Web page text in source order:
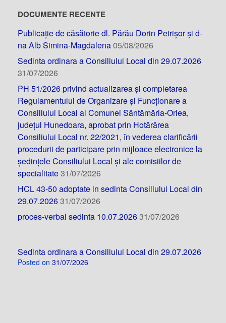
DOCUMENTE RECENTE
Publicație de căsătorie dl. Părău Dorin Petrișor și d-
na Alb Simina-Magdalena05/08/2026
Sedinta ordinara a Consiliului Local din 29.07.2026
31/07/2026
PH 51/2026 privind actualizarea și completarea
Regulamentului de Organizare și Funcționare a
Consiliului Local al Comunei Sântămăria-Orlea,
județul Hunedoara, aprobat prin Hotărârea
Consiliului Local nr. 22/2021, în vederea clarificării
procedurii de participare prin mijloace electronice la
ședințele Consiliului Local și ale comisiilor de
specialitate31/07/2026
HCL 43-50 adoptate in sedinta Consiliului Local din
29.07.202631/07/2026
proces-verbal sedinta 10.07.202631/07/2026
Sedinta ordinara a Consiliului Local din 29.07.2026
Posted on 31/07/2026